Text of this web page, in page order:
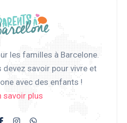
les familles à Barcelone.
devez savoir pour vivre et
avec des enfants !
savoir plus